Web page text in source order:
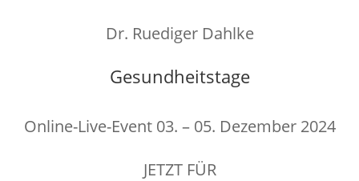
Dr. Ruediger Dahlke
Gesundheitstage
Online-Live-Event 03. – 05. Dezember 2024
JETZT FÜR